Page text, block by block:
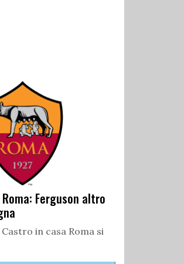
Ferguson altro
in casa Roma si